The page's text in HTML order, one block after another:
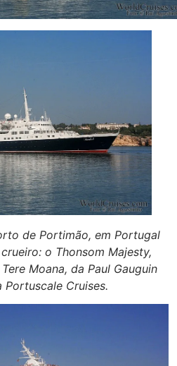
de Portimão, em Portugal
o Thonsom Majesty,
Moana, da Paul Gauguin
Portuscale Cruises.